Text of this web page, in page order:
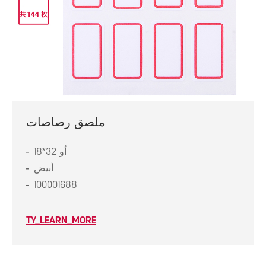
ملصق رصاصات
18*32 أو
أبيض
100001688
TY_LEARN_MORE